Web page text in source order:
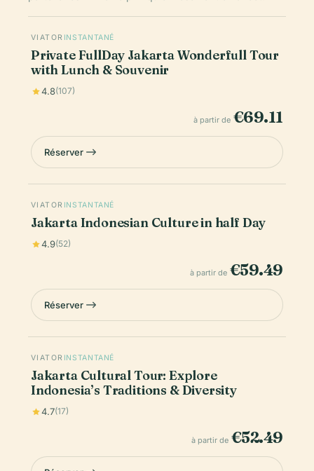
VIATOR INSTANTANÉ
Private FullDay Jakarta Wonderfull Tour
with Lunch & Souvenir
4.8(107)
à partir de €69.11
Réserver
VIATOR INSTANTANÉ
Jakarta Indonesian Culture in half Day
4.9(52)
à partir de €59.49
Réserver
VIATOR INSTANTANÉ
Jakarta Cultural Tour: Explore
Indonesia’s Traditions & Diversity
4.7(17)
à partir de €52.49